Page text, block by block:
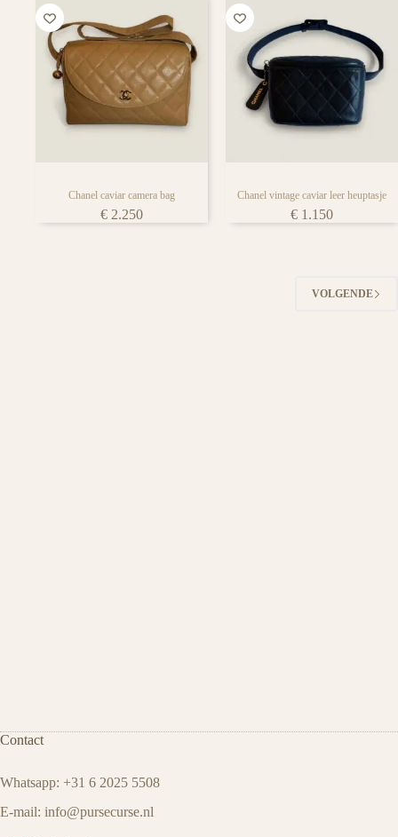
Chanel caviar camera bag
€ 2.250
Chanel vintage caviar leer heuptasje
€ 1.150
VOLGENDE
Contact
Whatsapp: +31 6 2025 5508
E-mail: info@pursecurse.nl